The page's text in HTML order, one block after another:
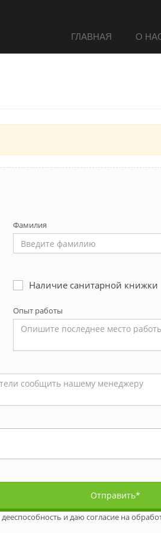
ГЛАВНАЯ О
Фамилия
Наличие санитарной книжки
Опыт работы
Отправить*
и даю согласие на